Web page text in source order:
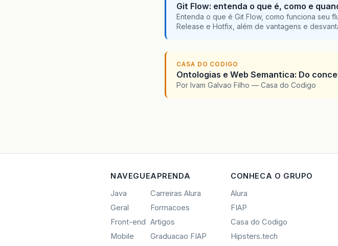
Git Flow: entenda o que é, como e
Entenda o que é Git Flow, como funciona seu
Release e Hotfix, além de vantagens e
CASA DO CODIGO
Ontologias e Web Semantica: Do
Por Ivam Galvao Filho — Casa do Codigo
NAVEGUE
Java
Geral
Front-end
Mobile
APRENDA
Carreiras Alura
Formacoes
Artigos
Graduacao FIAP
CONHECA O GRUPO
Alura
FIAP
Casa do Codigo
Hipsters.tech